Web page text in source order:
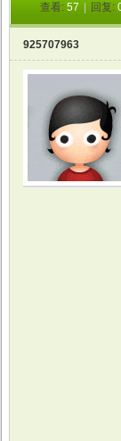
›
查看: 57 回复:
925707963